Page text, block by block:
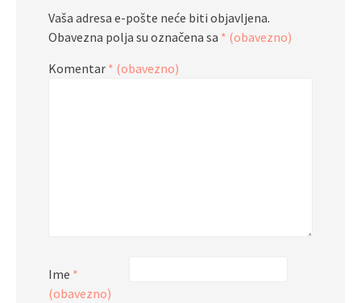
Vaša adresa e-pošte neće biti objavljena.
Obavezna polja su označena sa * (obavezno)
Komentar * (obavezno)
Ime *
(obavezno)